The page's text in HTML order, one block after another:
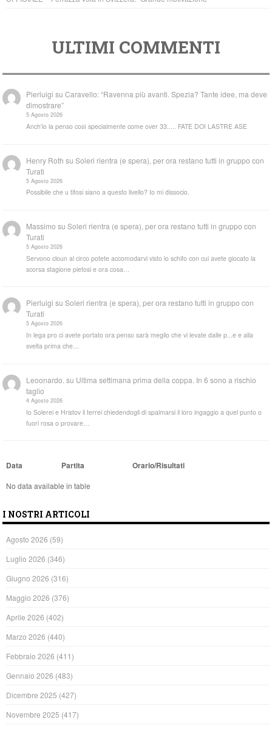
ULTIMI COMMENTI
Pierluigi suCaravello: “Ravenna più avanti. Spezia? Tante idee, ma deve
dimostrare”
5 Agosto 2026
Anch'io la penso così specialmente come over 33..... FATE DOI LASTRE ASE
Henry Roth suSoleri rientra (e spera), per ora restano tutti in gruppo con
Turati
5 Agosto 2026
Possibile che u tifosi siano a questo livello? Io mi dissocio.
Massimo suSoleri rientra (e spera), per ora restano tutti in gruppo con
Turati
5 Agosto 2026
Servono cloun al circo potete accomodarvi visto lo schifo con cui avete giocato la
scorsa stagione pietosi e ora cosa…
Pierluigi suSoleri rientra (e spera), per ora restano tutti in gruppo con
Turati
5 Agosto 2026
In lega pro ci avete portato ora penso sarà meglio che vi levate dalle p...e e alla
svelta prima che…
Leoonardo. su Ultima settimana prima della coppa. In 6 sono a rischio
taglio
4 Agosto 2026
Io Solerei e Hristov li terrei chiedendogli di spalmarsi il loro ingaggio a quel punto o
fuori rosa o provare…
Data Partita Orario/Risultati
No data available in table
I NOSTRI ARTICOLI
Agosto 2026 (59)
Luglio 2026 (346)
Giugno 2026 (316)
Maggio 2026 (376)
Aprile 2026 (402)
Marzo 2026 (440)
Febbraio 2026 (411)
Gennaio 2026 (483)
Dicembre 2025 (427)
Novembre 2025 (417)